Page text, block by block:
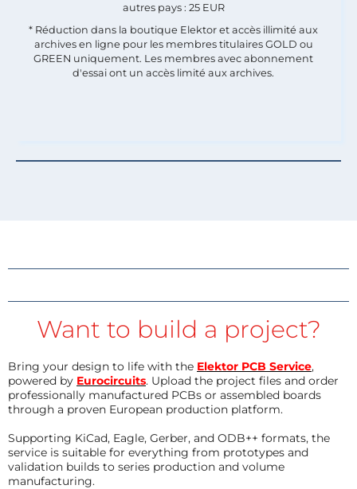
autres pays : 25 EUR
* Réduction dans la boutique Elektor et accès illimité aux
archives en ligne pour les membres titulaires GOLD ou
GREEN uniquement. Les membres avec abonnement
d'essai ont un accès limité aux archives.
Want to build a project?
Bring your design to life with the Elektor PCB Service,
powered by Eurocircuits. Upload the project files and order
professionally manufactured PCBs or assembled boards
through a proven European production platform.
Supporting KiCad, Eagle, Gerber, and ODB++ formats, the
service is suitable for everything from prototypes and
validation builds to series production and volume
manufacturing.